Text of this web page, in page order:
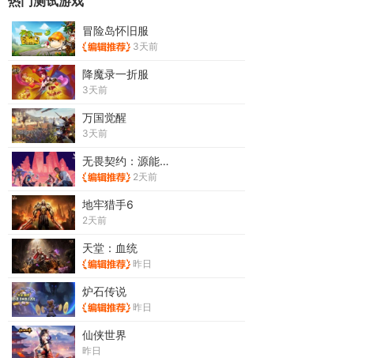
冒险岛怀旧服
3天前
降魔录一折服
3天前
万国觉醒
3天前
无畏契约：源能行动
2天前
地牢猎手6
2天前
天堂：血统
昨日
炉石传说
昨日
仙侠世界
昨日